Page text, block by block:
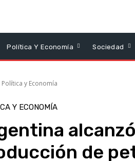
Política Y Economía Sociedad
Política y Economía
Y ECONOMÍA
de